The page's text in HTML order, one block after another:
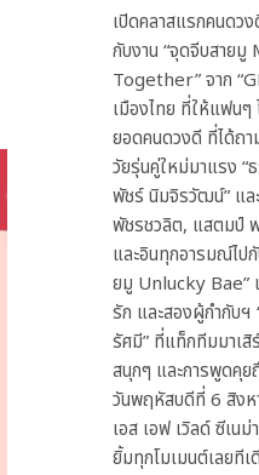
เปิดคลาสแรกคนดว
กับงาน “จุดจีบสาย
Together” จาก
เมืองไทย ที่ให้แฟนๆ
ยอดคนดวงดี ที่ได้ถา
วัยรุ่นคู่ใหม่มาแรง
พัชร์ นิมจิรวัฒน์” แ
พัชรชวลิต, แสตมป์
และอินทุกอารมณ์ไป
ยมู Unlucky Bae”
รัก และสองผู้กำกับ
รัศมี” ที่แท็กทีมมาเ
สนุกๆ และการพูดคุย
วันพฤหัสบดีที่ 6 สิง
เอส เอฟ เวิลด์ ซีเน
ยิ้มทุกโมเมนต์เลยทีเ